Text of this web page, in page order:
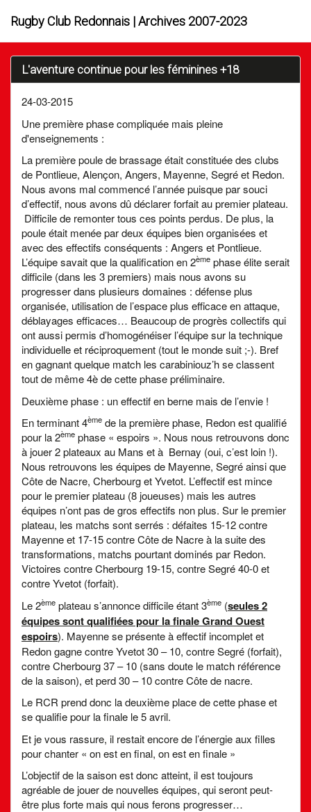
Rugby Club Redonnais | Archives 2007-2023
L'aventure continue pour les féminines +18
24-03-2015
Une première phase compliquée mais pleine
d'enseignements :
La première poule de brassage était constituée des clubs
de Pontlieue, Alençon, Angers, Mayenne, Segré et Redon.
Nous avons mal commencé l’année puisque par souci
d’effectif, nous avons dû déclarer forfait au premier plateau.
Difficile de remonter tous ces points perdus. De plus, la
poule était menée par deux équipes bien organisées et
avec des effectifs conséquents : Angers et Pontlieue.
L’équipe savait que la qualification en 2ème phase élite serait
difficile (dans les 3 premiers) mais nous avons su
progresser dans plusieurs domaines : défense plus
organisée, utilisation de l’espace plus efficace en attaque,
déblayages efficaces… Beaucoup de progrès collectifs qui
ont aussi permis d’homogénéiser l’équipe sur la technique
individuelle et réciproquement (tout le monde suit ;-). Bref
en gagnant quelque match les carabiniouz’h se classent
tout de même 4è de cette phase préliminaire.
Deuxième phase : un effectif en berne mais de l’envie !
En terminant 4ème de la première phase, Redon est qualifié
pour la 2ème phase « espoirs ». Nous nous retrouvons donc
à jouer 2 plateaux au Mans et à Bernay (oui, c’est loin !).
Nous retrouvons les équipes de Mayenne, Segré ainsi que
Côte de Nacre, Cherbourg et Yvetot. L’effectif est mince
pour le premier plateau (8 joueuses) mais les autres
équipes n’ont pas de gros effectifs non plus. Sur le premier
plateau, les matchs sont serrés : défaites 15-12 contre
Mayenne et 17-15 contre Côte de Nacre à la suite des
transformations, matchs pourtant dominés par Redon.
Victoires contre Cherbourg 19-15, contre Segré 40-0 et
contre Yvetot (forfait).
Le 2ème plateau s’annonce difficile étant 3ème (seules 2
équipes sont qualifiées pour la finale Grand Ouest
espoirs). Mayenne se présente à effectif incomplet et
Redon gagne contre Yvetot 30 – 10, contre Segré (forfait),
contre Cherbourg 37 – 10 (sans doute le match référence
de la saison), et perd 30 – 10 contre Côte de nacre.
Le RCR prend donc la deuxième place de cette phase et
se qualifie pour la finale le 5 avril.
Et je vous rassure, il restait encore de l’énergie aux filles
pour chanter « on est en final, on est en finale »
L’objectif de la saison est donc atteint, il est toujours
agréable de jouer de nouvelles équipes, qui seront peut-
être plus forte mais qui nous ferons progresser…